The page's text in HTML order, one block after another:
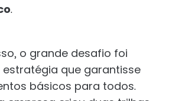
.
o grande desafio foi
que garantisse
básicos para todos.